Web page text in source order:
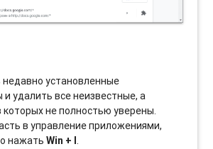
установленные
удалить все неизвестные, а
которых не полностью уверены.
в управление приложениями,
нажатьWin + I